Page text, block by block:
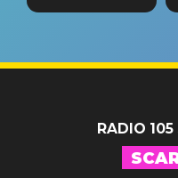
tappa
RADIO